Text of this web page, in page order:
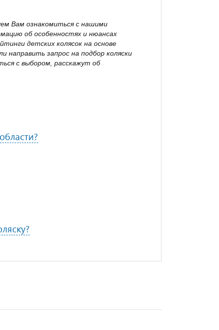
Вам ознакомиться с нашими
об особенностях и нюансах
детских колясок на основе
запрос на подбор коляски
с выбором, расскажут об